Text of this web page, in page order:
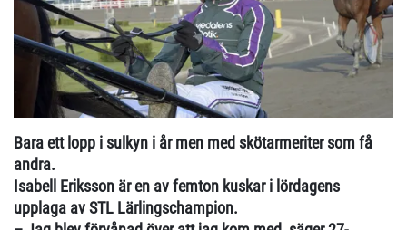
Bara ett lopp i sulkyn i år men med skötarmeriter som få
andra.
Isabell Eriksson är en av femton kuskar i lördagens
upplaga av STL Lärlingschampion.